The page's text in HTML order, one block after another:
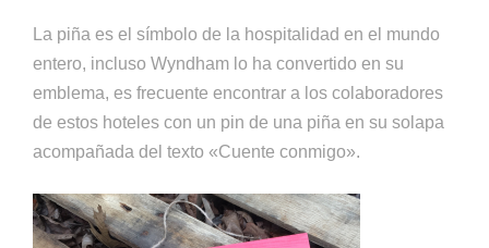
La piña es el símbolo de la hospitalidad en el mundo
entero, incluso Wyndham lo ha convertido en su
emblema, es frecuente encontrar a los colaboradores
de estos hoteles con un pin de una piña en su solapa
acompañada del texto «Cuente conmigo».